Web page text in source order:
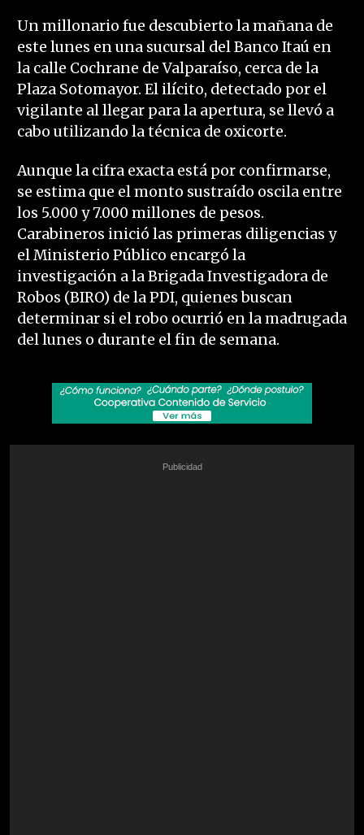
Un millonario fue descubierto la mañana de
este lunes en una sucursal del Banco Itaú en
la calle Cochrane de Valparaíso, cerca de la
Plaza Sotomayor. El ilícito, detectado por el
vigilante al llegar para la apertura, se llevó a
cabo utilizando la técnica de oxicorte.
Aunque la cifra exacta está por confirmarse,
se estima que el monto sustraído oscila entre
los 5.000 y 7.000 millones de pesos.
Carabineros inició las primeras diligencias y
el Ministerio Público encargó la
investigación a la Brigada Investigadora de
Robos (BIRO) de la PDI, quienes buscan
determinar si el robo ocurrió en la madrugada
del lunes o durante el fin de semana.